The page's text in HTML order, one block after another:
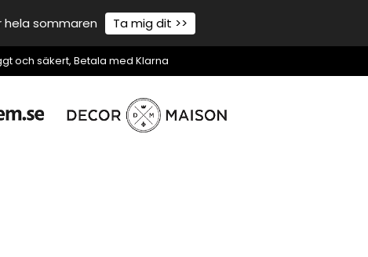
hela sommaren Ta mig dit >>
och säkert, Betala med Klarna